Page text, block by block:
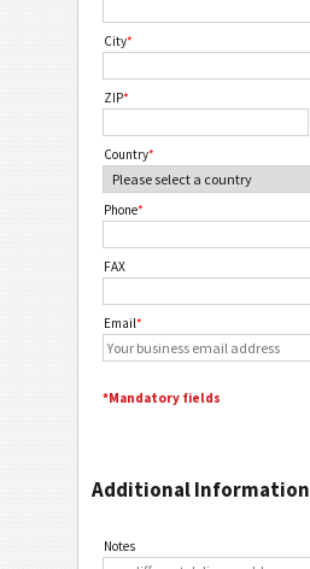
City*
ZIP*
Country*
Phone*
FAX
Email*
*Mandatory fields
Additional Information
Notes